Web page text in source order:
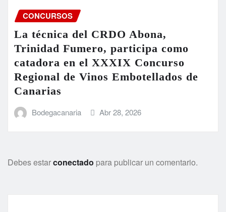
CONCURSOS
La técnica del CRDO Abona,
Trinidad Fumero, participa como
catadora en el XXXIX Concurso
Regional de Vinos Embotellados de
Canarias
Bodegacanaria Abr 28, 2026
Debes estarconectado para publicar un comentario.